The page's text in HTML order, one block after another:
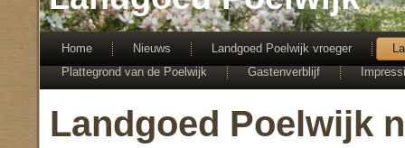
Home Nieuws Landgoed Poelwijk vroeger
Plattegrond van de Poelwijk
Gastenverblijf
Landgoed Poelwijk